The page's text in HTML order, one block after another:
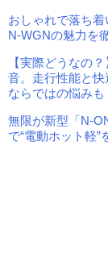
おしゃれで落ち
N-WGNの魅力を
【実際どうなの
音。走行性能と
ならではの悩みも
無限が新型「N-
で“電動ホット軽”